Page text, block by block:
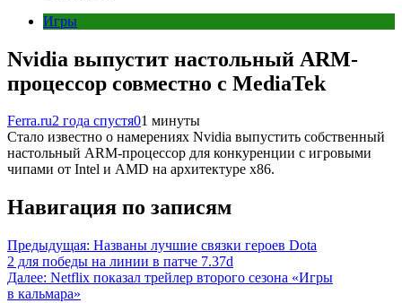
Игры
Nvidia выпустит настольный ARM-
процессор совместно с MediaTek
Ferra.ru2 года спустя01 минуты
Стало известно о намерениях Nvidia выпустить собственный
настольный ARM-процессор для конкуренции с игровыми
чипами от Intel и AMD на архитектуре x86.
Навигация по записям
Предыдущая: Названы лучшие связки героев Dota
2 для победы на линии в патче 7.37d
Далее: Netflix показал трейлер второго сезона «Игры
в кальмара»